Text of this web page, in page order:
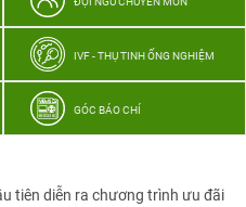
IVF - THỤ TINH ỐNG NGHIỆM
GÓC BÁO CHÍ
tiên diễn ra chương trình ưu đãi